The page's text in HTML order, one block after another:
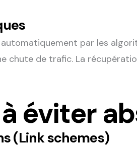
par les
chute de trafic. La
éviter
(Link schemes)